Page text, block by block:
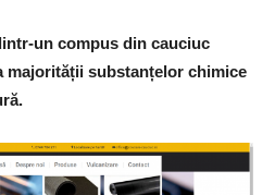
un compus din cauciuc
majorității substanțelor chimice